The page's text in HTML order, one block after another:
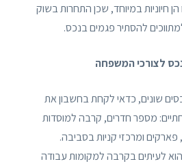
אלו הן חיוניות במיוחד, שכן התחרות בשוק
להסתיר פגמים בנכס.
שונים, כדאי לקחת בחשבון את
מספר חדרים, קרבה למוסדות
ומרכזי קניות בסביבה.
הוא לעיתים בקרבה למקומות עבודה